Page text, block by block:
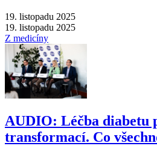
19. listopadu 2025
19. listopadu 2025
Z medicíny
AUDIO: Léčba diabetu
transformací. Co